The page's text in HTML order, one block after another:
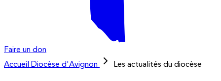
Faire un don
Accueil
Diocèse d'Avignon Les actualités du diocèse